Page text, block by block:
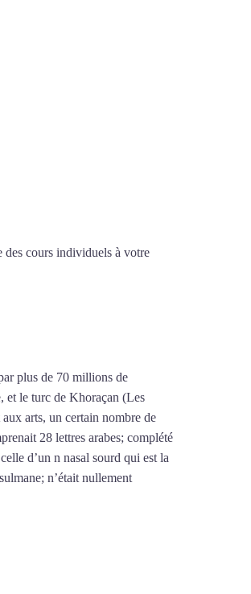
des cours individuels à votre
plus de 70 millions de
et le turc de Khoraçan (Les
arts, un certain nombre de
28 lettres arabes; complété
d’un n nasal sourd qui est la
n’était nullement